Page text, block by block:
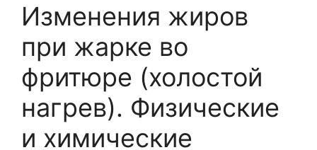
Изменения жиров
при жарке во
фритюре (холостой
нагрев). Физические
и химические